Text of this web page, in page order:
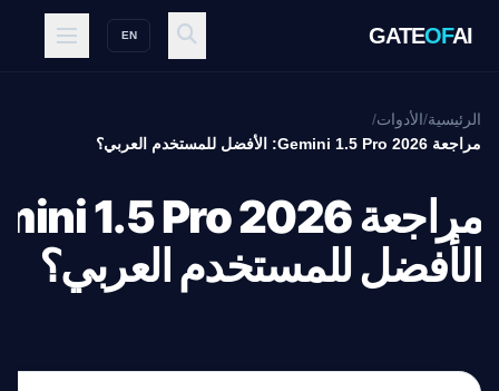
GATEOFAI
EN
الرئيسية/ الأدوات/
مراجعة Gemini 1.5 Pro 2026: الأفضل للمستخدم العربي؟
الأفضل للمستخدم العربي؟